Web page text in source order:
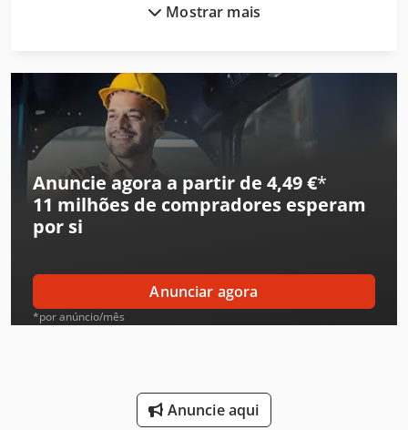
Gea Decantador
Gea Mixer
Ingersoll Rand Compressor
Jungheinrich Empilhadeira
Leif & Lorentz Máquinas De Escovar
Liebherr Grua
Linde Reachstacker
Pfaff Máquina De Costura
Mostrar mais
Anuncie agora a partir de 4,49 €*
11 milhões de compradores esperam
por si
Anunciar agora
*por anúncio/mês
Anuncie aqui